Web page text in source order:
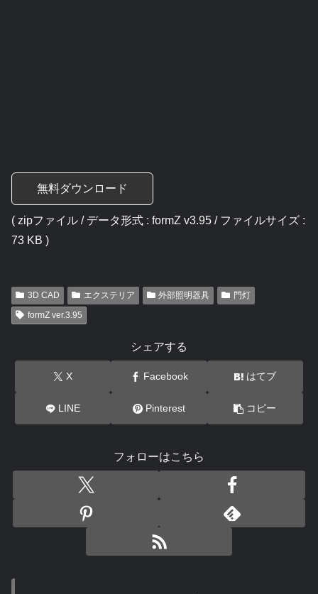
無料ダウンロード
( zipファイル / データ形式 : formZ v3.95 / ファイルサイズ :
73 KB )
3D CAD エクステリア 外部照明器具
門灯
formZ ver.3.95
シェアする
X Facebook はてブ
LINE Pinterest コピー
フォローはこちら